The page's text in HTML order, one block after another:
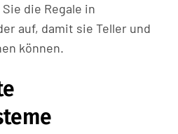
die Regale in
auf, damit sie Teller und
können.